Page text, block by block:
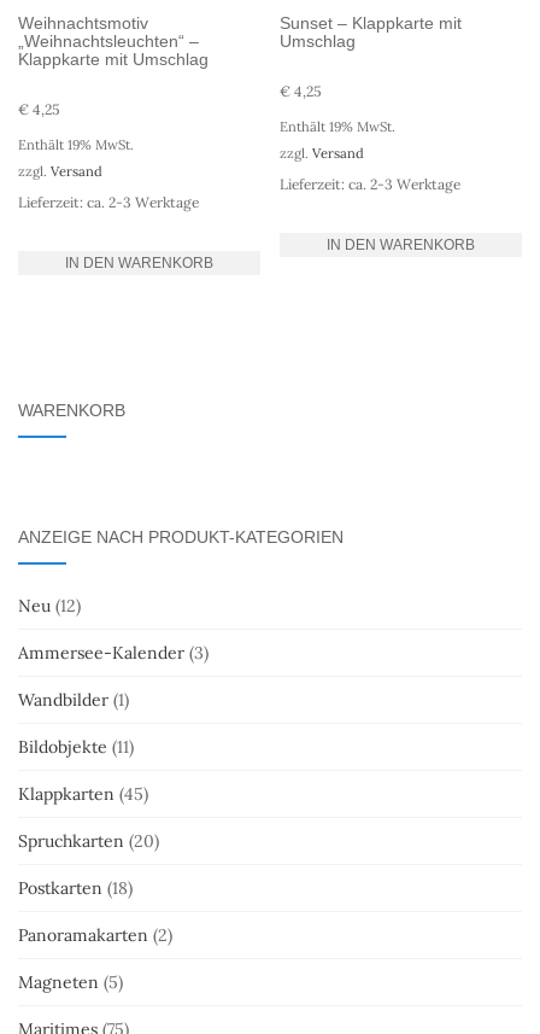
Weihnachtsmotiv
„Weihnachtsleuchten“ –
Klappkarte mit Umschlag
€ 4,25
Enthält 19% MwSt.
zzgl. Versand
Lieferzeit: ca. 2-3 Werktage
IN DEN WARENKORB
Sunset – Klappkarte mit
Umschlag
€ 4,25
Enthält 19% MwSt.
zzgl.Versand
Lieferzeit: ca. 2-3 Werktage
IN DEN WARENKORB
WARENKORB
ANZEIGE NACH PRODUKT-KATEGORIEN
Neu (12)
Ammersee-Kalender (3)
Wandbilder (1)
Bildobjekte (11)
Klappkarten (45)
Spruchkarten (20)
Postkarten (18)
Panoramakarten (2)
Magneten (5)
Maritimes (75)